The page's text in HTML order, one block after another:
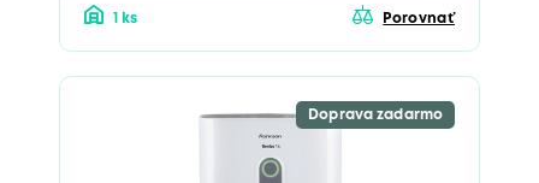
1 ks Porovnať
Doprava zadarmo